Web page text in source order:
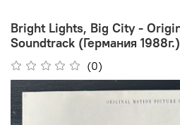
Bright Lights, Big City -
Soundtrack (Германия 1988г.)
(0)